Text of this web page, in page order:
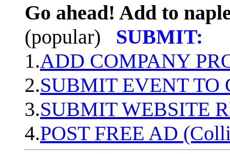
Go ahead! Add to
(popular)
SUBMIT:
1.ADD COMPANY
2.SUBMIT EVENT TO
3.SUBMIT WEBSITE
4.POST FREE AD